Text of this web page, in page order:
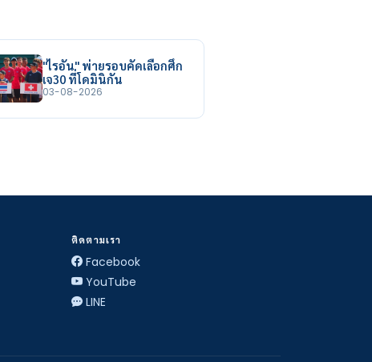
"ไรอัน" พ่ายรอบคัดเลือกศึก
เจ30 ที่โดมินิกัน
03-08-2026
ติดตามเรา
Facebook
YouTube
LINE